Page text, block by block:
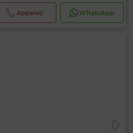
Appelez WhatsApp